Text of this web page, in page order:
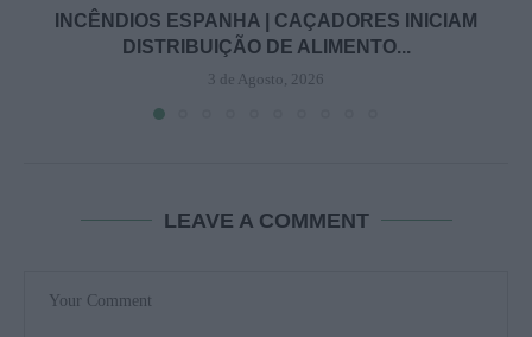
INCÊNDIOS ESPANHA | CAÇADORES INICIAM
DISTRIBUIÇÃO DE ALIMENTO...
3 de Agosto, 2026
LEAVE A COMMENT